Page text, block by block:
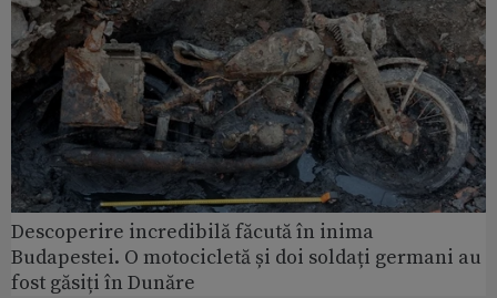
Descoperire incredibilă făcută în inima
Budapestei. O motocicletă și doi soldați germani au
fost găsiți în Dunăre